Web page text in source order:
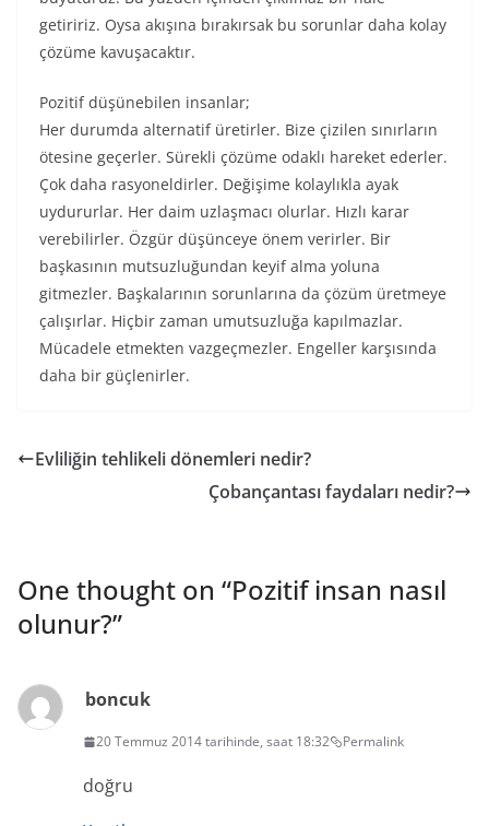
getiririz. Oysa akışına bırakırsak bu sorunlar daha kolay
çözüme kavuşacaktır.
Pozitif düşünebilen insanlar;
Her durumda alternatif üretirler. Bize çizilen sınırların
ötesine geçerler. Sürekli çözüme odaklı hareket ederler.
Çok daha rasyoneldirler. Değişime kolaylıkla ayak
uydururlar. Her daim uzlaşmacı olurlar. Hızlı karar
verebilirler. Özgür düşünceye önem verirler. Bir
başkasının mutsuzluğundan keyif alma yoluna
gitmezler. Başkalarının sorunlarına da çözüm üretmeye
çalışırlar. Hiçbir zaman umutsuzluğa kapılmazlar.
Mücadele etmekten vazgeçmezler. Engeller karşısında
daha bir güçlenirler.
Evliliğin tehlikeli dönemleri nedir?
Çobançantası faydaları nedir?
One thought on “Pozitif insan nasıl
olunur?”
boncuk
20 Temmuz 2014 tarihinde, saat 18:32 Permalink
doğru